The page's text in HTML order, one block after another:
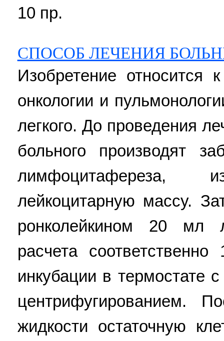
10 пр.
СПОСОБ ЛЕЧЕНИЯ
Изобретение относится
онкологии и
легкого. До проведения
больного производят
лимфоцитафереза,
лейкоцитарную массу.
ронколейкином 20 мл
расчета
инкубации в термостате
центрифугированием.
жидкости остаточную